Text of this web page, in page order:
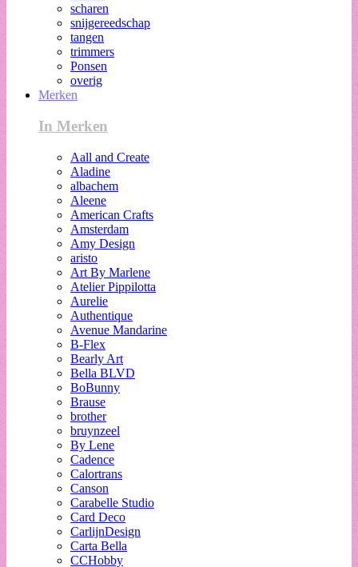
scharen
snijgereedschap
tangen
trimmers
Ponsen
overig
Merken
In Merken
Aall and Create
Aladine
albachem
Aleene
American Crafts
Amsterdam
Amy Design
aristo
Art By Marlene
Atelier Pippilotta
Aurelie
Authentique
Avenue Mandarine
B-Flex
Bearly Art
Bella BLVD
BoBunny
Brause
brother
bruynzeel
By Lene
Cadence
Calortrans
Canson
Carabelle Studio
Card Deco
CarlijnDesign
Carta Bella
CCHobby